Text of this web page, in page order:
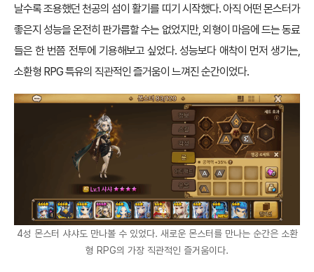
날수록 조용했던 천공의 섬이 활기를 띠기 시작했다. 아직 어떤 몬스터가
좋은지 성능을 온전히 판가름할 수는 없었지만, 외형이 마음에 드는 동료
들은 한 번쯤 전투에 기용해보고 싶었다. 성능보다 애착이 먼저 생기는,
소환형 RPG 특유의 직관적인 즐거움이 느껴진 순간이었다.
4성 몬스터 샤샤도 만나볼 수 있었다. 새로운 몬스터를 만나는 순간은 소환
형 RPG의 가장 직관적인 즐거움이다.